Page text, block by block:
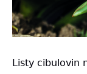
Listy cibulovin